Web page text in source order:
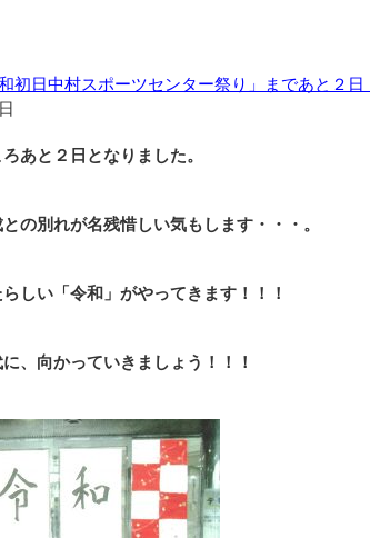
初日中村スポーツセンター祭り」まであと２日
あと２日となりました。
の別れが名残惜しい気もします・・・。
しい「令和」がやってきます！！！
、向かっていきましょう！！！